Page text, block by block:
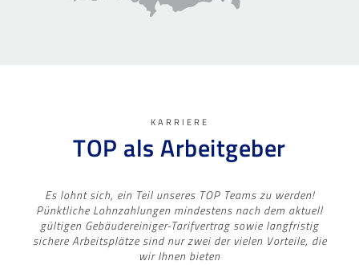
KARRIERE
TOP als Arbeitgeber
Es lohnt sich, ein Teil unseres TOP Teams zu werden!
Pünktliche Lohnzahlungen mindestens nach dem aktuell
gültigen Gebäudereiniger-Tarifvertrag sowie langfristig
sichere Arbeitsplätze sind nur zwei der vielen Vorteile, die
wir Ihnen bieten